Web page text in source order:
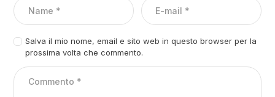
Salva il mio nome, email e sito web in questo browser per la
prossima volta che commento.